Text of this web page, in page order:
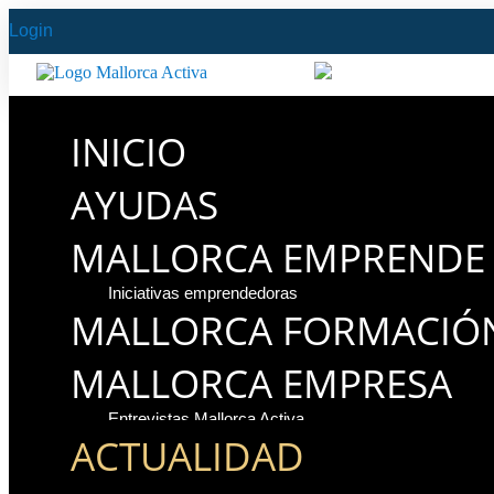
Login
INICIO
AYUDAS
MALLORCA EMPRENDE
Iniciativas emprendedoras
MALLORCA
MALLORCA EMPRESA
Entrevistas Mallorca Activa
ACTUALIDAD